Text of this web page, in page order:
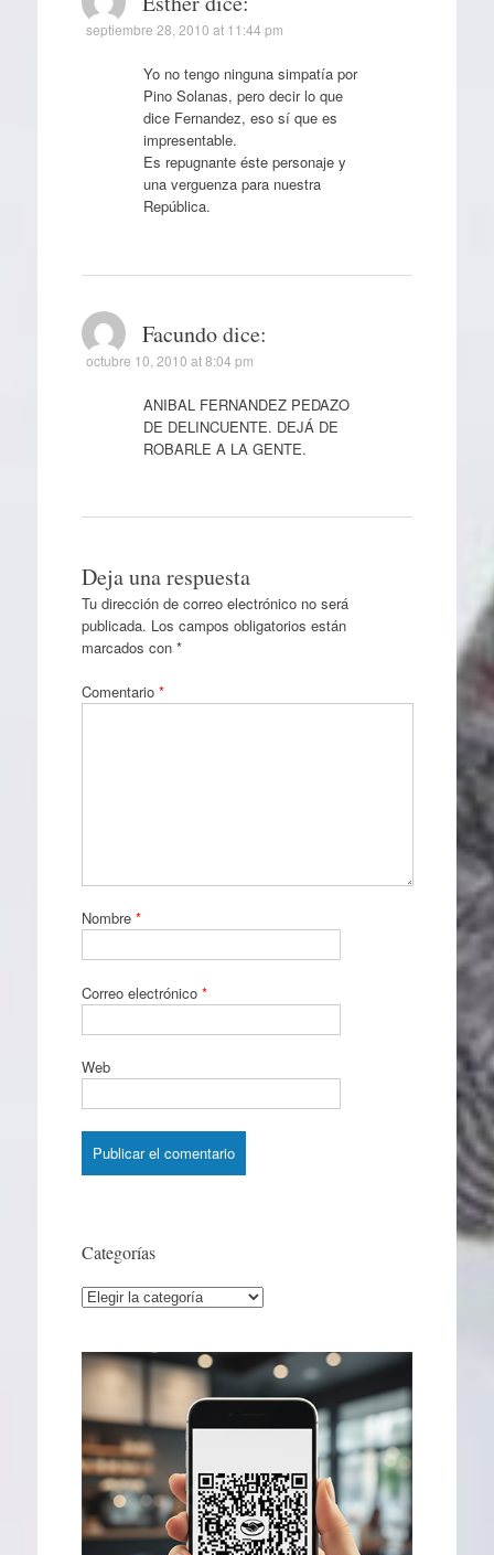
septiembre 28, 2010 at 11:44 pm
Yo no tengo ninguna simpatía por
Pino Solanas, pero decir lo que
dice Fernandez, eso sí que es
impresentable.
Es repugnante éste personaje y
una verguenza para nuestra
República.
Facundo dice:
octubre 10, 2010 at 8:04 pm
ANIBAL FERNANDEZ PEDAZO
DE DELINCUENTE. DEJÁ DE
ROBARLE A LA GENTE.
Deja una respuesta
Tu dirección de correo electrónico no será
publicada. Los campos obligatorios están
marcados con *
Comentario *
Nombre *
Correo electrónico *
Web
Categorías
Categorías